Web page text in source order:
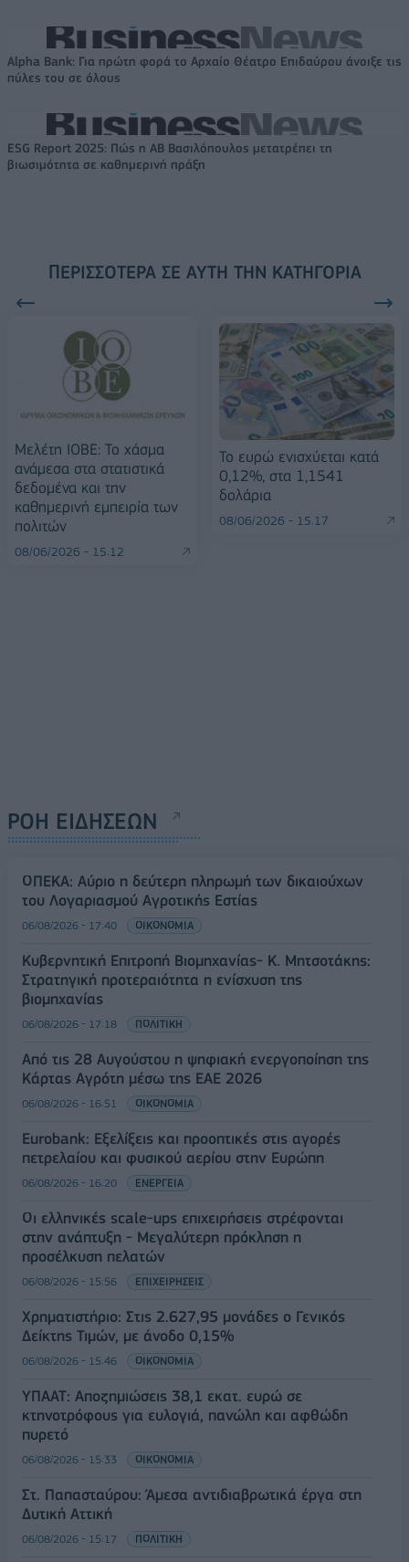
Alpha Bank: Για πρώτη φορά το Αρχαίο Θέατρο Επιδαύρου άνοιξε τις
πύλες του σε όλους
ESG Report 2025: Πώς η ΑΒ Βασιλόπουλος μετατρέπει τη
βιωσιμότητα σε καθημερινή πράξη
ΠΕΡΙΣΣΌΤΕΡΑ ΣΕ ΑΥΤΉ ΤΗΝ ΚΑΤΗΓΟΡΊΑ
Μελέτη ΙΟΒΕ: Το χάσμα
ανάμεσα στα στατιστικά
δεδομένα και την
καθημερινή εμπειρία των
πολιτών
08/06/2026 - 15:12
Το ευρώ ενισχύεται κατά
0,12%, στα 1,1541
δολάρια
08/06/2026 - 15:17
ΡΟΗ ΕΙΔΗΣΕΩΝ
ΟΠΕΚΑ: Αύριο η δεύτερη πληρωμή των δικαιούχων
του Λογαριασμού Αγροτικής Εστίας
06/08/2026 - 17:40 ΟΙΚΟΝΟΜΙΑ
Κυβερνητική Επιτροπή Βιομηχανίας- Κ. Μητσοτάκης:
Στρατηγική προτεραιότητα η ενίσχυση της
βιομηχανίας
06/08/2026 - 17:18 ΠΟΛΙΤΙΚΗ
Από τις 28 Αυγούστου η ψηφιακή ενεργοποίηση της
Κάρτας Αγρότη μέσω της ΕΑΕ 2026
06/08/2026 - 16:51 ΟΙΚΟΝΟΜΙΑ
Eurobank: Εξελίξεις και προοπτικές στις αγορές
πετρελαίου και φυσικού αερίου στην Ευρώπη
06/08/2026 - 16:20 ΕΝΕΡΓΕΙΑ
Οι ελληνικές scale-ups επιχειρήσεις στρέφονται
στην ανάπτυξη - Μεγαλύτερη πρόκληση η
προσέλκυση πελατών
06/08/2026 - 15:56 ΕΠΙΧΕΙΡΗΣΕΙΣ
Χρηματιστήριο: Στις 2.627,95 μονάδες ο Γενικός
Δείκτης Τιμών, με άνοδο 0,15%
06/08/2026 - 15:46 ΟΙΚΟΝΟΜΙΑ
ΥΠΑΑΤ: Αποζημιώσεις 38,1 εκατ. ευρώ σε
κτηνοτρόφους για ευλογιά, πανώλη και αφθώδη
πυρετό
06/08/2026 - 15:33 ΟΙΚΟΝΟΜΙΑ
Στ. Παπασταύρου: Άμεσα αντιδιαβρωτικά έργα στη
Δυτική Αττική
06/08/2026 - 15:17 ΠΟΛΙΤΙΚΗ